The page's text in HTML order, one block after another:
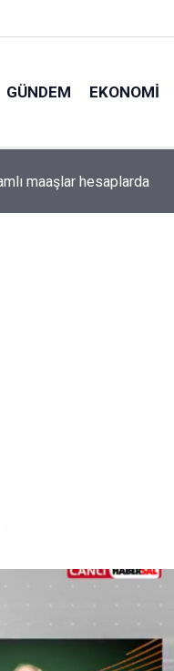
GÜNDEM EKONOMI
maaşlar hesaplarda